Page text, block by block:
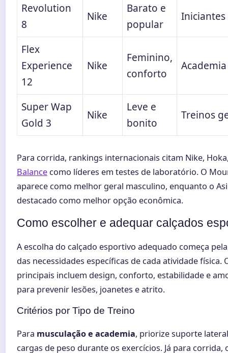
Revolution
8
Nike
Barato e
popular
Iniciantes
Flex
Experience
12
Nike
Feminino,
conforto
Academia
Super Wap
Gold 3
Nike
Leve e
bonito
Treinos
Para corrida, rankings internacionais citam Nike,
Balance como líderes em testes de laboratório. O
aparece como melhor geral masculino, enquanto o
destacado como melhor opção econômica.
Como escolher e adequar calçados
A escolha do calçado esportivo adequado começa
das necessidades específicas de cada atividade física.
principais incluem design, conforto, estabilidade e
para prevenir lesões, joanetes e atrito.
Critérios por Tipo de Treino
Para musculação e academia, priorize suporte
cargas de peso durante os exercícios. Já para corrida,